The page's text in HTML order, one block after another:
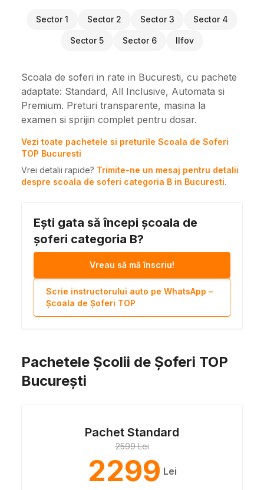
Sector 1 Sector 2 Sector 3 Sector 4
Sector 5 Sector 6 Ilfov
Scoala de soferi in rate in Bucuresti, cu pachete
adaptate: Standard, All Inclusive, Automata si
Premium. Preturi transparente, masina la
examen si sprijin complet pentru dosar.
Vezi toate pachetele si preturile Scoala de Soferi
TOP Bucuresti
Vrei detalii rapide? Trimite-ne un mesaj pentru detalii
despre scoala de soferi categoria B in Bucuresti.
Ești gata să începi școala de
șoferi categoria B?
Vreau să mă înscriu!
Scrie instructorului auto pe WhatsApp –
Școala de Șoferi TOP
Pachetele Școlii de Șoferi TOP
București
Pachet Standard
2599 Lei
2299 Lei